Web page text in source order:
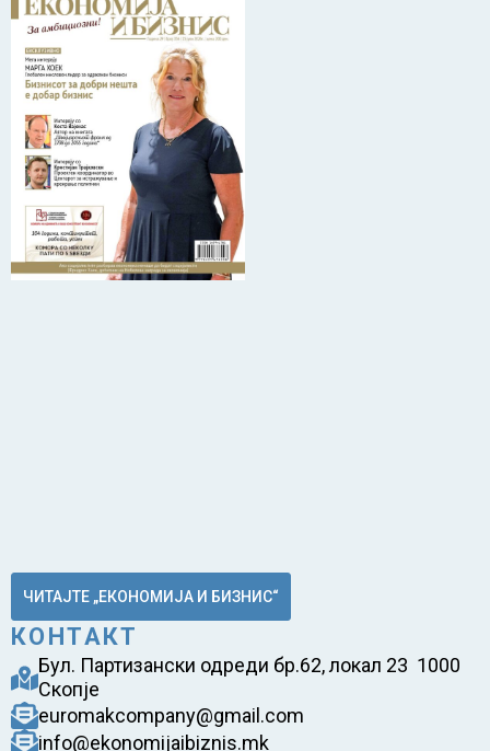
ЧИТАЈТЕ „ЕКОНОМИЈА И БИЗНИС“
КОНТАКТ
Бул. Партизански одреди бр.62, локал 23 1000
Скопје
euromakcompany@gmail.com
info@ekonomijaibiznis.mk